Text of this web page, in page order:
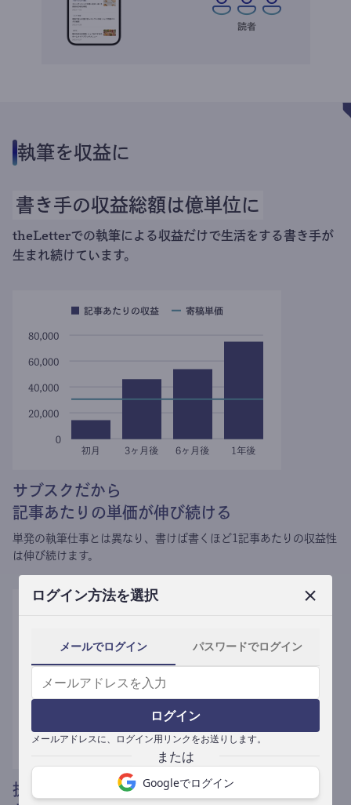
ログイン方法を選択
メールでログイン パスワードでログイン
ログイン
メールアドレスに、ログイン用リンクをお送りします。
Googleでログイン
執筆を収益に
書き手の収益総額は億単位に
theLetterでの執筆による収益だけで生活をする書き手が
生まれ続けています。
サブスクだから
記事あたりの単価が伸び続ける
単発の執筆仕事とは異なり、 書けば書くほど1記事あたりの収益性
は伸び続けます。
提携媒体による記事買い取りで